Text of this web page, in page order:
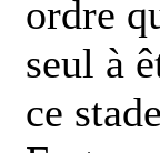
ordre
seul à
ce